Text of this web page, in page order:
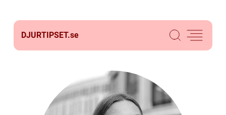
DJURTIPSET.se